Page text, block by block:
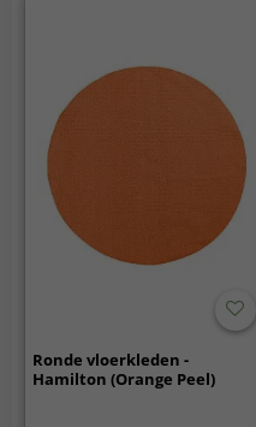
Ronde vloerkleden -
Hamilton (Orange Peel)